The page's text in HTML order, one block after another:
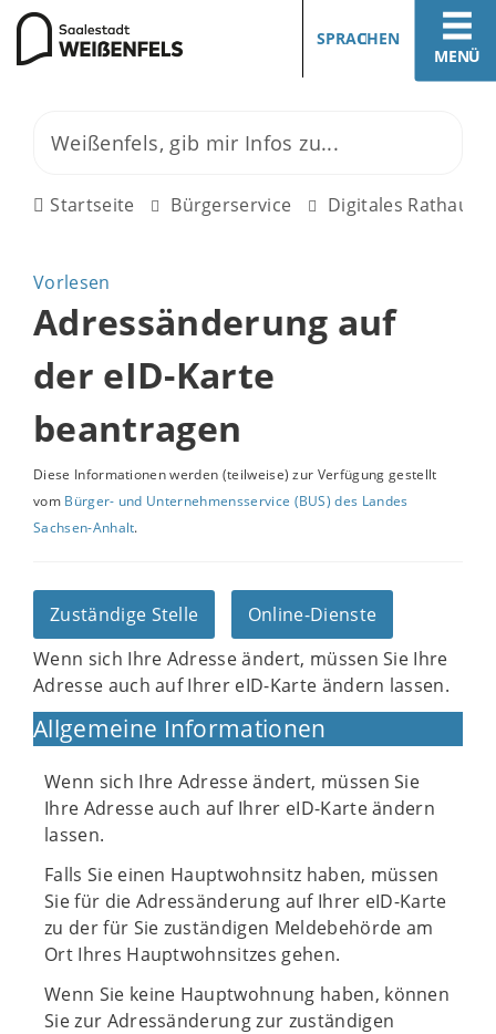
MENÜ
SPRACHEN
Startseite Bürgerservice Digitales Rathaus
Vorlesen
Adressänderung auf
der eID-Karte
beantragen
Diese Informationen werden (teilweise) zur Verfügung gestellt
vom Bürger- und Unternehmensservice (BUS) des Landes
Sachsen-Anhalt.
Zuständige Stelle
Online-Dienste
Wenn sich Ihre Adresse ändert, müssen Sie Ihre
Adresse auch auf Ihrer eID-Karte ändern lassen.
Allgemeine Informationen
Wenn sich Ihre Adresse ändert, müssen Sie
Ihre Adresse auch auf Ihrer eID-Karte ändern
lassen.
Falls Sie einen Hauptwohnsitz haben, müssen
Sie für die Adressänderung auf Ihrer eID-Karte
zu der für Sie zuständigen Meldebehörde am
Ort Ihres Hauptwohnsitzes gehen.
Wenn Sie keine Hauptwohnung haben, können
Sie zur Adressänderung zur zuständigen